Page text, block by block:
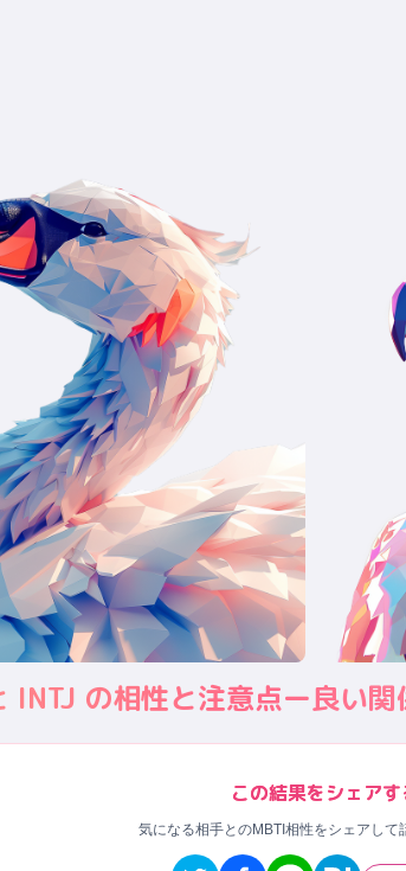
INTJ の相性と注意点ー良い
この結果をシェアす
気になる相手とのMBTI相性をシェアして